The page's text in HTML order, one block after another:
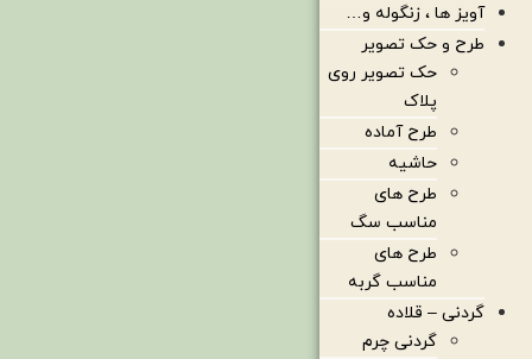
آویز ها ، زنگوله و…
طرح و حک تصویر
حک تصویر روی
پلاک
طرح آماده
حاشیه
طرح های
مناسب سگ
طرح های
مناسب گربه
گردنی – قلاده
گردنی چرم